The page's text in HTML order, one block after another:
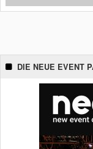
DIE NEUE EVENT